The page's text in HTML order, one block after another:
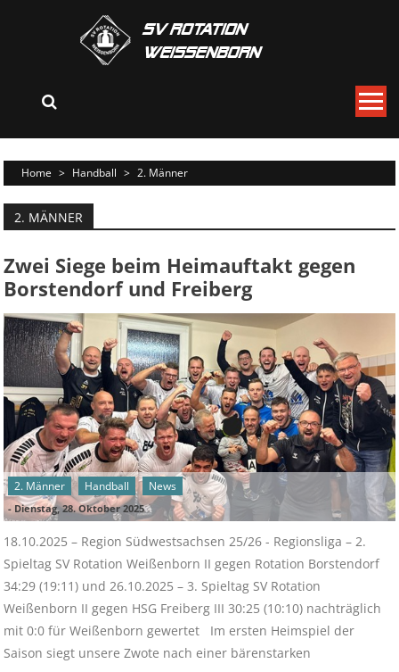
Home > Handball > 2. Männer
2. MÄNNER
Zwei Siege beim Heimauftakt gegen
Borstendorf und Freiberg
2. Männer Handball News
-Dienstag, 28. Oktober 2025
18.10.2025 – Region Südwestsachsen 25/26 - Regionsliga – 2.
Spieltag SV Rotation Weißenborn II gegen Rotation Borstendorf
34:29 (19:11) und 26.10.2025 – 3. Spieltag SV Rotation
Weißenborn II gegen HSG Freiberg III 30:25 (10:10) nachträglich
mit 0:0 für Weißenborn gewertet Im ersten Heimspiel der
Saison siegt unsere Zwote nach einer bärenstarken